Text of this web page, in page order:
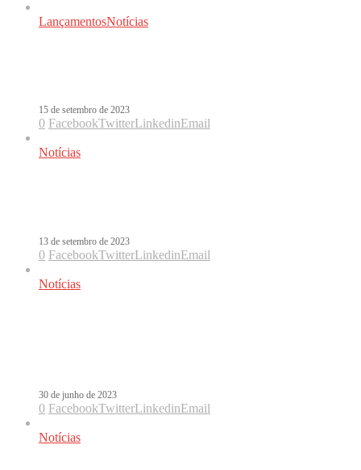
LançamentosNotícias
15 de setembro de 2023
0 FacebookTwitterLinkedinEmail
Notícias
13 de setembro de 2023
0 FacebookTwitterLinkedinEmail
Notícias
30 de junho de 2023
0 FacebookTwitterLinkedinEmail
Notícias